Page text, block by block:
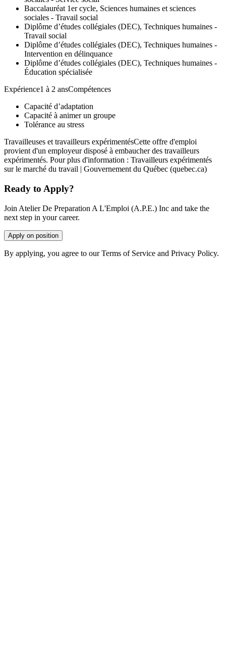
Baccalauréat 1er cycle, Sciences humaines et sciences
sociales - Travail social
Diplôme d’études collégiales (DEC), Techniques humaines -
Travail social
Diplôme d’études collégiales (DEC), Techniques humaines -
Intervention en délinquance
Diplôme d’études collégiales (DEC), Techniques humaines -
Éducation spécialisée
Expérience1 à 2 ansCompétences
Capacité d’adaptation
Capacité à animer un groupe
Tolérance au stress
Travailleuses et travailleurs expérimentésCette offre d'emploi
provient d'un employeur disposé à embaucher des travailleurs
expérimentés. Pour plus d'information : Travailleurs expérimentés
sur le marché du travail | Gouvernement du Québec (quebec.ca)
Ready to Apply?
Join Atelier De Preparation A L'Emploi (A.P.E.) Inc and take the
next step in your career.
Apply on position
By applying, you agree to our Terms of Service and Privacy Policy.